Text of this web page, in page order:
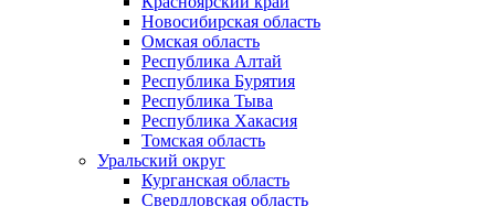
Новосибирская область
Омская область
Республика Алтай
Республика Бурятия
Республика Тыва
Республика Хакасия
Томская область
Уральский округ
Курганская область
Свердловская область